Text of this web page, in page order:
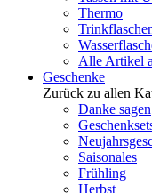
Thermo
Alle Artikel
Geschenke
Zurück zu allen
Danke sagen
Saisonales
Frühling
Herbst